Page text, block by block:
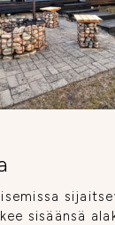
sisäänsä